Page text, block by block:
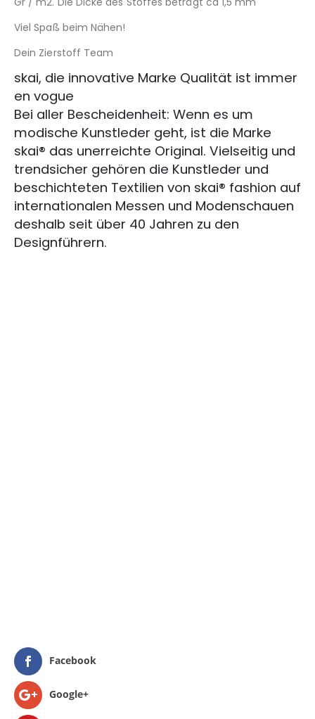
Viel Spaß beim Nähen!
Dein Zierstoff Team
skai, die innovative Marke Qualität ist immer
en vogue
Bei aller Bescheidenheit: Wenn es um
modische Kunstleder geht, ist die Marke
skai® das unerreichte Original. Vielseitig und
trendsicher gehören die Kunstleder und
beschichteten Textilien von skai® fashion auf
internationalen Messen und Modenschauen
deshalb seit über 40 Jahren zu den
Designführern.
Facebook
Google+